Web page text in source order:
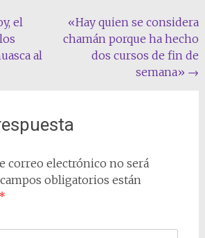
el
al
«Hay quien se considera
chamán porque ha hecho
dos cursos de fin de
semana» →
correo electrónico no será
obligatorios están
*